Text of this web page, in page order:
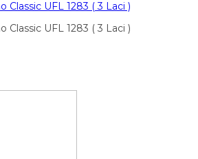
Classic UFL 1283 ( 3 Laci )
Classic UFL 1283 ( 3 Laci )